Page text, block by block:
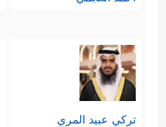
تركي عبيد المري